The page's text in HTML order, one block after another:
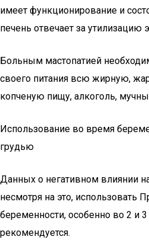
имеет функционирование и
печень отвечает за утилизацию
Больным мастопатией
своего питания всю жирную,
копченую пищу, алкоголь,
Использование во время
грудью
Данных о негативном влиянии
несмотря на это, использовать
беременности, особенно во 2 и
рекомендуется.